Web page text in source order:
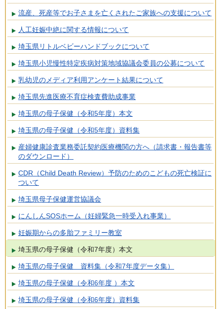
流産、死産等でお子さまを亡くされたご家族への支援について
人工妊娠中絶に関する情報について
埼玉県リトルベビーハンドブックについて
埼玉県小児慢性特定疾病対策地域協議会委員の公募について
乳幼児のメディア利用アンケート結果について
埼玉県先進医療不育症検査費助成事業
埼玉県の母子保健（令和5年度）本文
埼玉県の母子保健（令和5年度）資料集
産婦健康診査業務委託契約医療機関の方へ（請求書・報告書等
のダウンロード）
CDR（Child Death Review）予防のためのこどもの死亡検証に
ついて
埼玉県母子保健運営協議会
にんしんSOSホーム（妊婦緊急一時受入れ事業）
妊娠期からの多胎ファミリー教室
埼玉県の母子保健（令和7年度）本文
埼玉県の母子保健 資料集（令和7年度データ集）
埼玉県の母子保健（令和6年度 ）本文
埼玉県の母子保健（令和6年度）資料集